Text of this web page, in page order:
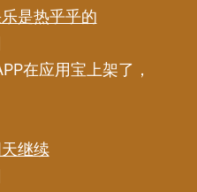
是热乎乎的
在应用宝上架了，
继续